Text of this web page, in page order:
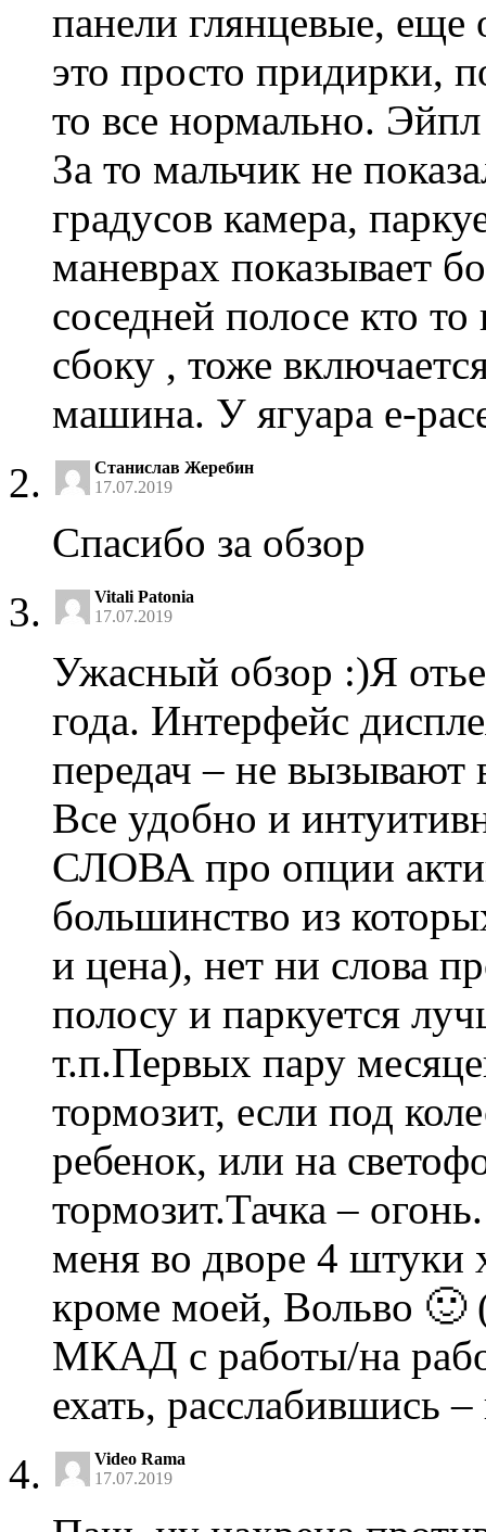
панели глянцевые,
это просто придирки,
то все нормально.
За то мальчик не
градусов камера,
маневрах показывает
соседней полосе кто
сбоку , тоже
машина. У ягуара е-
Станислав Жеребин
17.07.2019
Спасибо за обзор
Vitali Patonia
17.07.2019
Ужасный обзор :)Я
года. Интерфейс
передач – не вызывают
Все удобно и
СЛОВА про опции
большинство из
и цена), нет ни слова
полосу и паркуется
т.п.Первых пару
тормозит, если под
ребенок, или на
тормозит.Тачка –
меня во дворе 4
кроме моей, Вольво 🙂
МКАД с работы/на
ехать, расслабившись
Video Rama
17.07.2019